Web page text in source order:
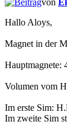
von
Hallo Aloys,
Magnet in der
Hauptmagnete:
Volumen vom
Im erste Sim:
Im zweite Sim